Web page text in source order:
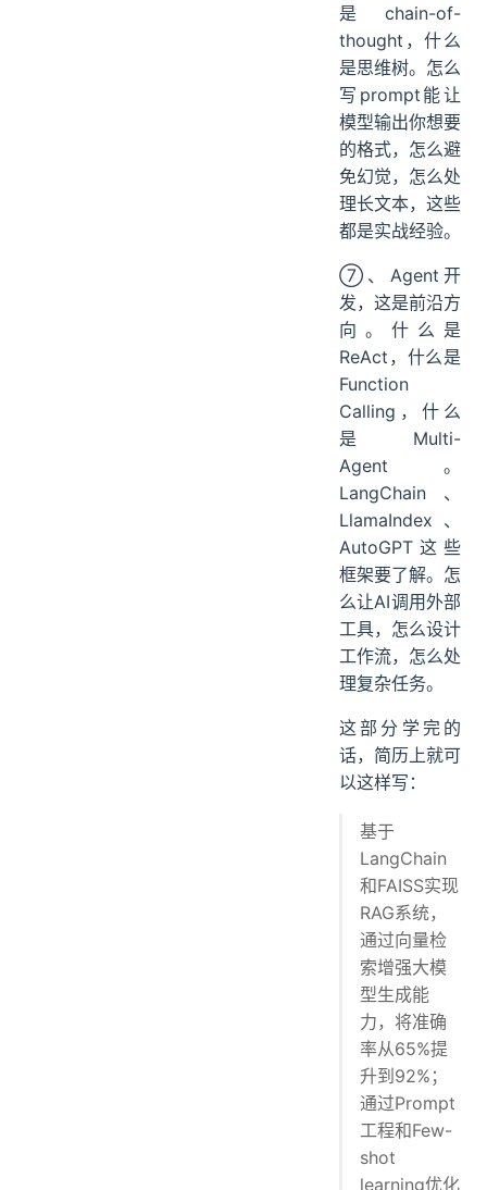
是chain-of-
thought，什么
是思维树。怎么
写prompt能让
模型输出你想要
的格式，怎么避
免幻觉，怎么处
理长文本，这些
都是实战经验。
⑦、Agent开
发，这是前沿方
向。什么是
ReAct，什么是
Function
Calling，什么
是Multi-
Agent。
LangChain、
LlamaIndex、
AutoGPT这些
框架要了解。怎
么让AI调用外部
工具，怎么设计
工作流，怎么处
理复杂任务。
这部分学完的
话，简历上就可
以这样写：
基于
LangChain
和FAISS实现
RAG系统，
通过向量检
索增强大模
型生成能
力，将准确
率从65%提
升到92%；
通过Prompt
工程和Few-
shot
learning优化